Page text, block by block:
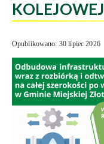
KOLEJOWEJ
Opublikowano: 30 lipiec 2026